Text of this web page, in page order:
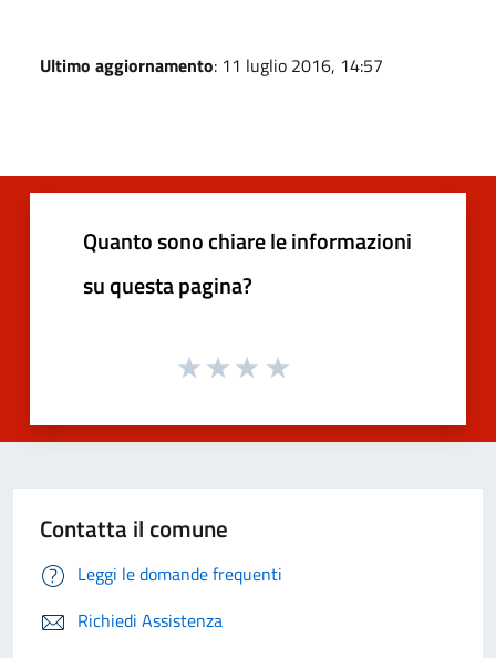
Ultimo aggiornamento: 11 luglio 2016, 14:57
Quanto sono chiare le informazioni
su questa pagina?
Contatta il comune
Leggi le domande frequenti
Richiedi Assistenza